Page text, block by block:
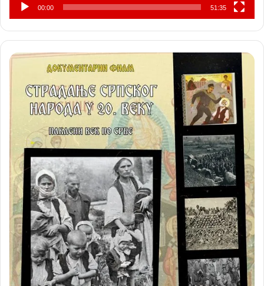
00:00 51:35